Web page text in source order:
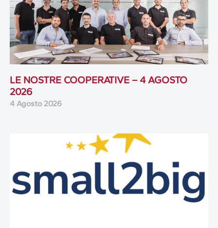
LE NOSTRE COOPERATIVE – 4 AGOSTO
2026
4 Agosto 2026